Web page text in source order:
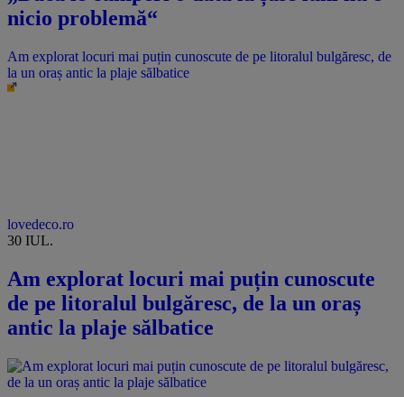
nicio problemă“
Am explorat locuri mai puțin cunoscute de pe litoralul bulgăresc, de
la un oraș antic la plaje sălbatice
lovedeco.ro
30 IUL.
Am explorat locuri mai puțin cunoscute
de pe litoralul bulgăresc, de la un oraș
antic la plaje sălbatice